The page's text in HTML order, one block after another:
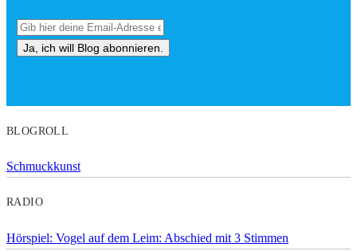
BLOGROLL
Schmuckkunst
RADIO
Hörspiel: Vogel auf dem Leim: Abschied mit 3 Stimmen